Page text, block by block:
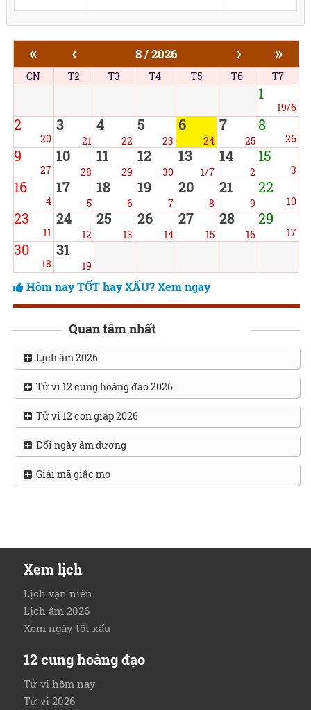
« ‹ 8 / 2026 › »
CN T2 T3 T4 T5 T6 T7
1
19/6
2
20
3
21
4
22
5
23
6
24
7
25
8
26
9
27
10
28
11
29
12
30
13
1/7
14
2
15
3
16
4
17
5
18
6
19
7
20
8
21
9
22
10
23
11
24
12
25
13
26
14
27
15
28
16
29
17
30
18
31
19
Hôm nay TỐT hay XẤU? Xem ngay
Quan tâm nhất
Lịch âm 2026
Tử vi 12 cung hoàng đạo 2026
Tử vi 12 con giáp 2026
Đổi ngày âm dương
Giải mã giấc mơ
Xem lịch
Lịch vạn niên
Lịch âm 2026
Xem ngày tốt xấu
12 cung hoàng đạo
Tử vi hôm nay
Tử vi 2026